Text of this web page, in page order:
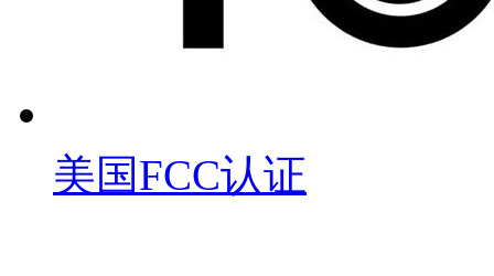
美国FCC认证